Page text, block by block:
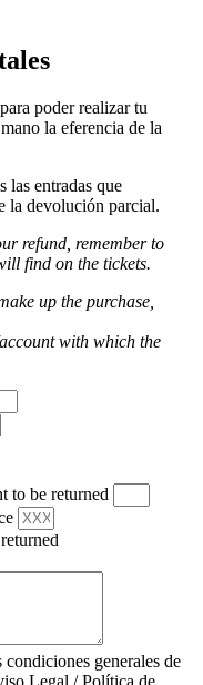
poder realizar tu
la eferencia de la
las entradas que
la devolución parcial.
refund, remember to
find on the tickets.
up the purchase,
with which the
to be returned
generales de
Legal / Política de